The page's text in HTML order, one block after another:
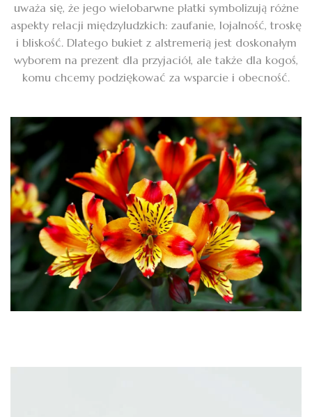
uważa się, że jego wielobarwne płatki symbolizują różne
aspekty relacji międzyludzkich: zaufanie, lojalność, troskę
i bliskość. Dlatego bukiet z alstremerią jest doskonałym
wyborem na prezent dla przyjaciół, ale także dla kogoś,
komu chcemy podziękować za wsparcie i obecność.